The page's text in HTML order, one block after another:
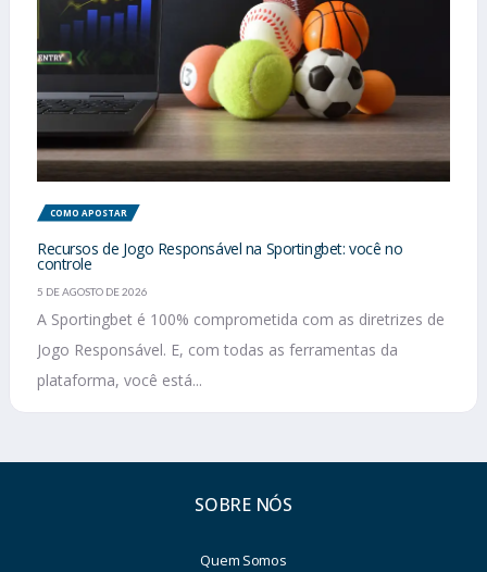
COMO APOSTAR
Recursos de Jogo Responsável na Sportingbet: você no
controle
5 DE AGOSTO DE 2026
A Sportingbet é 100% comprometida com as diretrizes de
Jogo Responsável. E, com todas as ferramentas da
plataforma, você está...
SOBRE NÓS
Quem Somos